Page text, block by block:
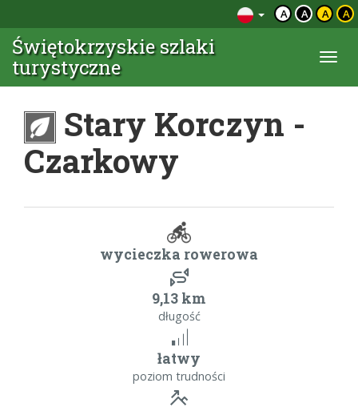
A A A A
Świętokrzyskie szlaki
turystyczne
Stary Korczyn -
Czarkowy
wycieczka rowerowa
9,13 km
długość
łatwy
poziom trudności